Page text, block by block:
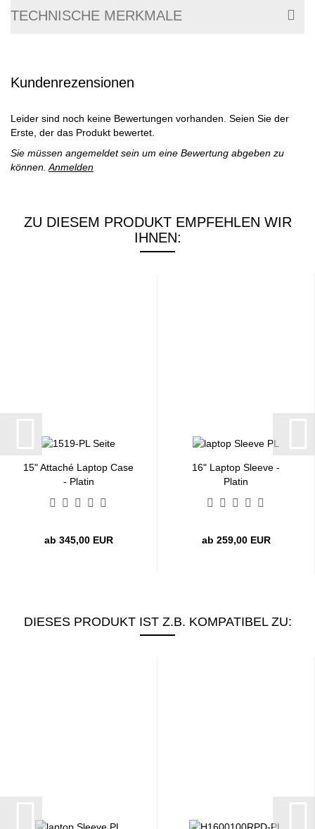
TECHNISCHE MERKMALE
Kundenrezensionen
Leider sind noch keine Bewertungen vorhanden. Seien Sie der
Erste, der das Produkt bewertet.
Sie müssen angemeldet sein um eine Bewertung abgeben zu
können.Anmelden
ZU DIESEM PRODUKT EMPFEHLEN WIR
IHNEN:
15" Attaché Laptop Case
- Platin
ab 345,00 EUR
16" Laptop Sleeve -
Platin
ab 259,00 EUR
DIESES PRODUKT IST Z.B. KOMPATIBEL ZU: